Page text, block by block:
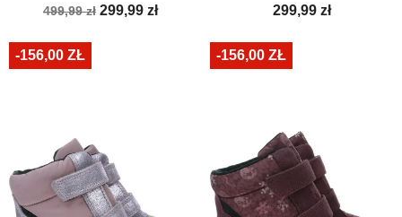
Cena
499,99 zł Cena
299,99 zł Cena
299,99 zł
-156,00 ZŁ -156,00 ZŁ